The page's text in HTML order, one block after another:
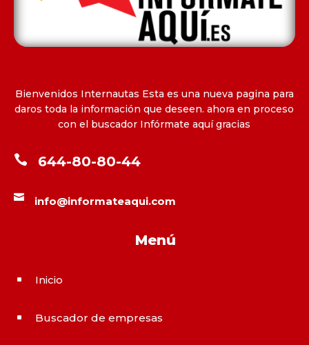
Bienvenidos Internautas Esta es una nueva pagina para
daros toda la información que deseen. ahora en proceso
con el buscador Infórmate aquí gracias
 644-80-80-44
 info@informateaqui.com
Menú
^ Inicio
^ Buscador de empresas